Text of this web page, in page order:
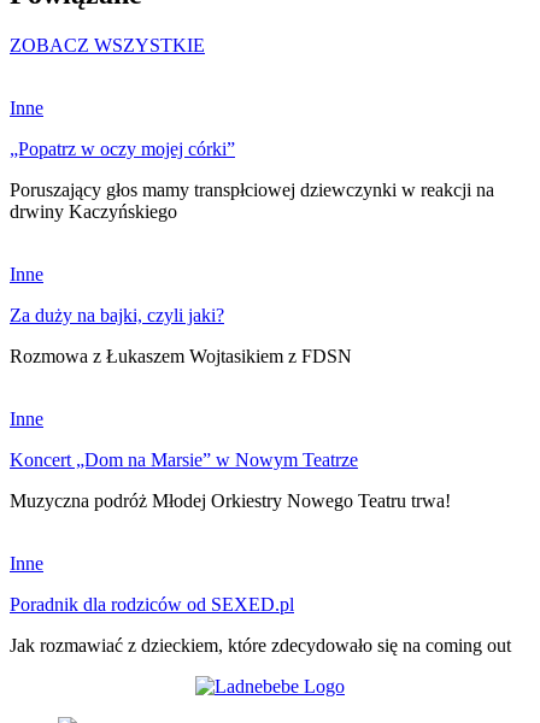
ZOBACZ WSZYSTKIE
Inne
„Popatrz w oczy mojej córki”
Poruszający głos mamy transpłciowej dziewczynki w reakcji na
drwiny Kaczyńskiego
Inne
Za duży na bajki, czyli jaki?
Rozmowa z Łukaszem Wojtasikiem z FDSN
Inne
Koncert „Dom na Marsie” w Nowym Teatrze
Muzyczna podróż Młodej Orkiestry Nowego Teatru trwa!
Inne
Poradnik dla rodziców od SEXED.pl
Jak rozmawiać z dzieckiem, które zdecydowało się na coming out